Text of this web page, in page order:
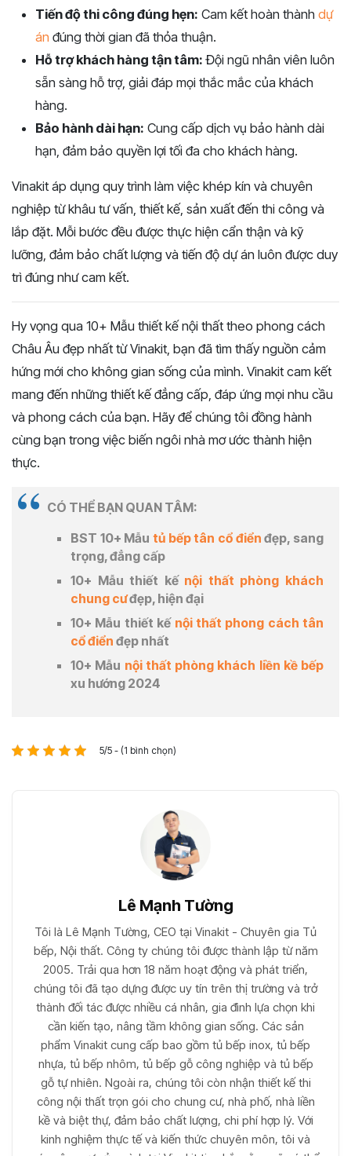
Tiến độ thi công đúng hẹn: Cam kết hoàn thành dự
án đúng thời gian đã thỏa thuận.
Hỗ trợ khách hàng tận tâm: Đội ngũ nhân viên luôn
sẵn sàng hỗ trợ, giải đáp mọi thắc mắc của khách
hàng.
Bảo hành dài hạn: Cung cấp dịch vụ bảo hành dài
hạn, đảm bảo quyền lợi tối đa cho khách hàng.
Vinakit áp dụng quy trình làm việc khép kín và chuyên
nghiệp từ khâu tư vấn, thiết kế, sản xuất đến thi công và
lắp đặt. Mỗi bước đều được thực hiện cẩn thận và kỹ
lưỡng, đảm bảo chất lượng và tiến độ dự án luôn được duy
trì đúng như cam kết.
Hy vọng qua 10+ Mẫu thiết kế nội thất theo phong cách
Châu Âu đẹp nhất từ Vinakit, bạn đã tìm thấy nguồn cảm
hứng mới cho không gian sống của mình. Vinakit cam kết
mang đến những thiết kế đẳng cấp, đáp ứng mọi nhu cầu
và phong cách của bạn. Hãy để chúng tôi đồng hành
cùng bạn trong việc biến ngôi nhà mơ ước thành hiện
thực.
CÓ THỂ BẠN QUAN TÂM:
BST 10+ Mẫu tủ bếp tân cổ điển đẹp, sang
trọng, đẳng cấp
10+ Mẫu thiết kế nội thất phòng khách
chung cưđẹp, hiện đại
10+ Mẫu thiết kế nội thất phong cách tân
cổ điển đẹp nhất
10+ Mẫu nội thất phòng khách liền kề bếp
xu hướng 2024
5/5 - (1 bình chọn)
Lê Mạnh Tường
Tôi là Lê Mạnh Tường, CEO tại Vinakit - Chuyên gia Tủ
bếp, Nội thất. Công ty chúng tôi được thành lập từ năm
2005. Trải qua hơn 18 năm hoạt động và phát triển,
chúng tôi đã tạo dựng được uy tín trên thị trường và trở
thành đối tác được nhiều cá nhân, gia đình lựa chọn khi
cần kiến tạo, nâng tầm không gian sống. Các sản
phẩm Vinakit cung cấp bao gồm tủ bếp inox, tủ bếp
nhựa, tủ bếp nhôm, tủ bếp gỗ công nghiệp và tủ bếp
gỗ tự nhiên. Ngoài ra, chúng tôi còn nhận thiết kế thi
công nội thất trọn gói cho chung cư, nhà phố, nhà liền
kề và biệt thự, đảm bảo chất lượng, chi phí hợp lý. Với
kinh nghiệm thực tế và kiến thức chuyên môn, tôi và